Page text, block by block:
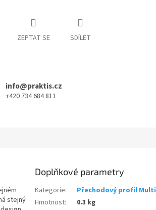
ZEPTAT SE SDÍLET
info@praktis.cz
+420 734 684 811
stejný
Doplňkové parametry
Kategorie:
Přechodový profil Multi
Hmotnost:
0.3 kg